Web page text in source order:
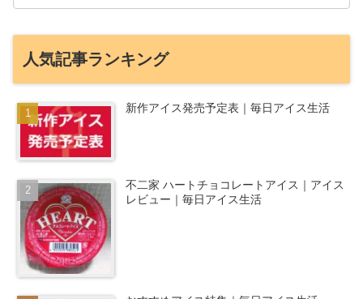
人気記事ランキング
新作アイス発売予定表｜毎日アイス生活
不二家 ハートチョコレートアイス｜アイス
レビュー｜毎日アイス生活